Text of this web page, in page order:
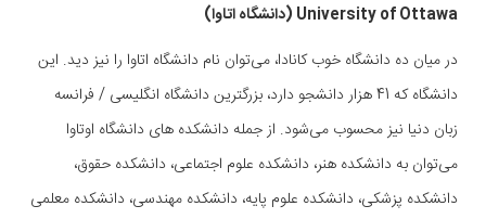
University of Ottawa (دانشگاه اتاوا)
در میان ده دانشگاه خوب کانادا، می‌توان نام دانشگاه اتاوا را نیز دید. این
دانشگاه که 41 هزار دانشجو دارد، بزرگترین دانشگاه انگلیسی / فرانسه
زبان دنیا نیز محسوب می‌شود. از جمله دانشکده های دانشگاه اوتاوا
می‌توان به دانشکده هنر، دانشکده علوم اجتماعی، دانشکده حقوق،
دانشکده پزشکی، دانشکده علوم پایه، دانشکده مهندسی، دانشکده معلمی